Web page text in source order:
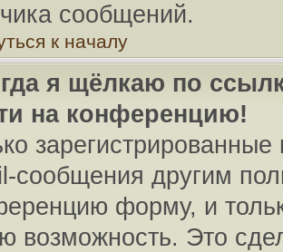
сообщений.
к началу
я щёлкаю по
на конференцию!
зарегистрированные
сообщения другим
форму, и
возможность. Это